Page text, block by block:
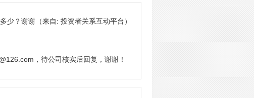
少？谢谢 （来自: 投资者关系互动平台）
，待公司核实后回复，谢谢！